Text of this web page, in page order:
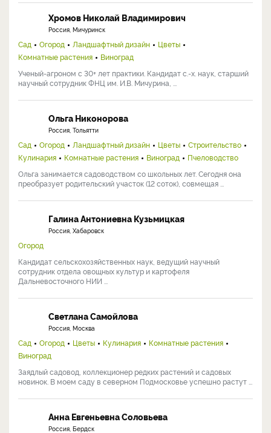
Хромов Николай Владимирович
Россия, Мичуринск
Сад Огород Ландшафтный дизайн
Цветы
Комнатные растения
Виноград
Ученый-агроном с 30+ лет практики. Кандидат с.-х. наук, старший
научный сотрудник ФНЦ им. И.В. Мичурина, ...
Ольга Никонорова
Россия, Тольятти
Сад Огород Ландшафтный дизайн Цветы
Строительство
Кулинария
Комнатные растения Виноград
Пчеловодство
Ольга занимается садоводством со школьных лет. Сегодня она
преобразует родительский участок (12 соток), совмещая ...
Галина Антониевна Кузьмицкая
Россия, Хабаровск
Огород
Кандидат сельскохозяйственных наук, ведущий научный
сотрудник отдела овощных культур и картофеля
Дальневосточного НИИ ...
Светлана Самойлова
Россия, Москва
Сад Огород Цветы Кулинария
Комнатные растения
Виноград
Заядлый садовод, коллекционер редких растений и садовых
новинок. В моем саду в северном Подмосковье успешно растут ...
Анна Евгеньевна Соловьева
Россия, Бердск